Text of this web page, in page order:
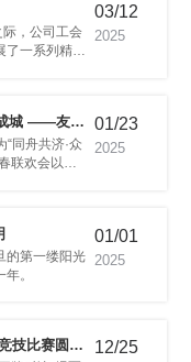
03/12
2025
欢会报道
01/23
2025
。
01/01
2025
12/25